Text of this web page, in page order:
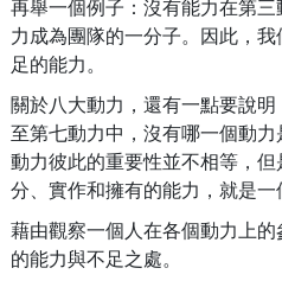
再舉一個例子：沒有能力在第
力成為團隊的一分子。因此，
足的能力。
關於八大動力，還有一點要說
至第七動力中，沒有哪一個動
動力彼此的重要性並不相等，
分、實作和擁有的能力，就是一
藉由觀察一個人在各個動力上
的能力與不足之處。